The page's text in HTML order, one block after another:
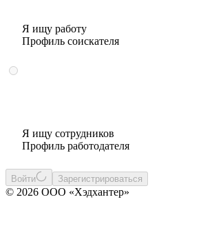
Я ищу работу
Профиль соискателя
Я ищу сотрудников
Профиль работодателя
Войти Зарегистрироваться
© 2026 ООО «Хэдхантер»